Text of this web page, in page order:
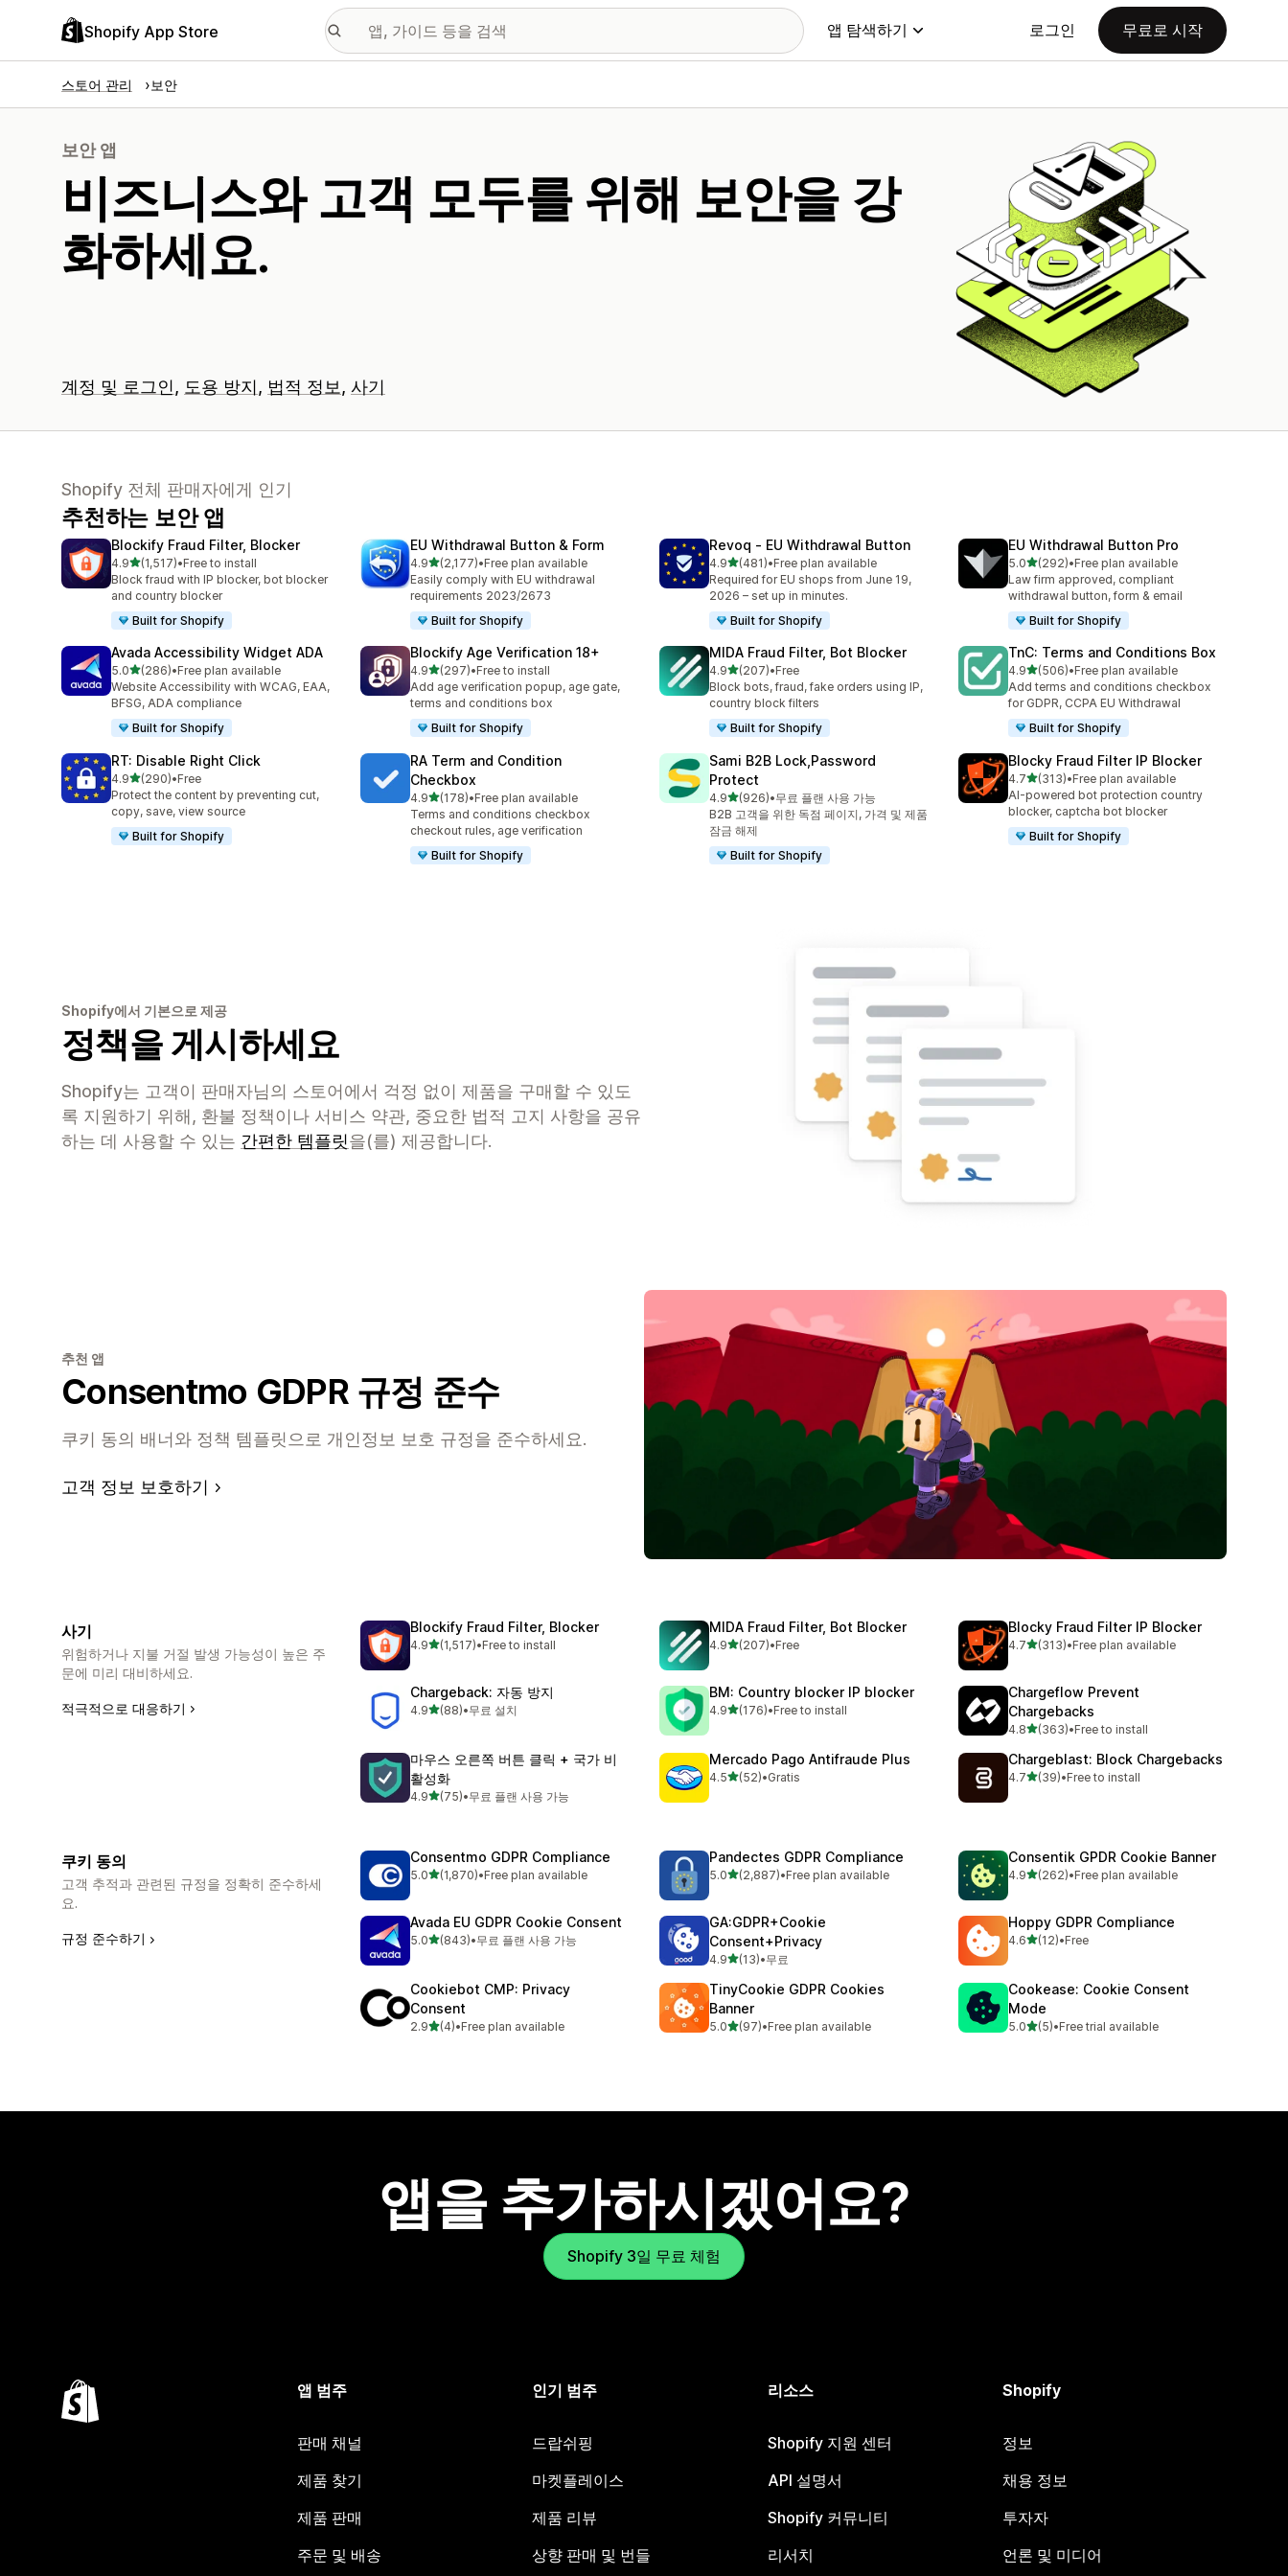
Shopify App Store 앱 탐색하기 로그인 무료로 시작
스토어 관리 보안
보안 앱
비즈니스와 고객 모두를 위해 보안을 강
화하세요.
계정 및 로그인 도용 방지 법적 정보 사기
Shopify 전체 판매자에게 인기
추천하는 보안 앱
Blockify Fraud Filter, Blocker
4.9별 5개 중
(1,517)
총 리뷰 1517개
•Free to install
Block fraud with IP blocker, bot blocker
and country blocker
Built for Shopify
EU Withdrawal Button & Form
4.9별 5개 중
(2,177)
총 리뷰 2177개
•Free plan available
Easily comply with EU withdrawal
requirements 2023/2673
Built for Shopify
Revoq ‑ EU Withdrawal Button
4.9별 5개 중
(481)
총 리뷰 481개
•Free plan available
Required for EU shops from June 19,
2026 – set up in minutes.
Built for Shopify
EU Withdrawal Button Pro
5.0별 5개 중
(292)
총 리뷰 292개
•Free plan available
Law firm approved, compliant
withdrawal button, form & email
Built for Shopify
Avada Accessibility Widget ADA
5.0별 5개 중
(286)
총 리뷰 286개
•Free plan available
Website Accessibility with WCAG, EAA,
BFSG, ADA compliance
Built for Shopify
Blockify Age Verification 18+
4.9별 5개 중
(297)
총 리뷰 297개
•Free to install
Add age verification popup, age gate,
terms and conditions box
Built for Shopify
MIDA Fraud Filter, Bot Blocker
4.9별 5개 중
(207)
총 리뷰 207개
•Free
Block bots, fraud, fake orders using IP,
country block filters
Built for Shopify
TnC: Terms and Conditions Box
4.9별 5개 중
(506)
총 리뷰 506개
•Free plan available
Add terms and conditions checkbox
for GDPR, CCPA EU Withdrawal
Built for Shopify
RT: Disable Right Click
4.9별 5개 중
(290)
총 리뷰 290개
•Free
Protect the content by preventing cut,
copy, save, view source
Built for Shopify
RA Term and Condition
Checkbox
4.9별 5개 중
(178)
총 리뷰 178개
•Free plan available
Terms and conditions checkbox
checkout rules, age verification
Built for Shopify
Sami B2B Lock,Password
Protect
4.9별 5개 중
(926)
총 리뷰 926개
•무료 플랜 사용 가능
B2B 고객을 위한 독점 페이지, 가격 및 제품
잠금 해제
Built for Shopify
Blocky Fraud Filter IP Blocker
4.7별 5개 중
(313)
총 리뷰 313개
•Free plan available
AI-powered bot protection country
blocker, captcha bot blocker
Built for Shopify
Shopify에서 기본으로 제공
정책을 게시하세요
Shopify는 고객이 판매자님의 스토어에서 걱정 없이 제품을 구매할 수 있도
록 지원하기 위해, 환불 정책이나 서비스 약관, 중요한 법적 고지 사항을 공유
하는 데 사용할 수 있는 간편한 템플릿을(를) 제공합니다.
추천 앱
Consentmo GDPR 규정 준수
쿠키 동의 배너와 정책 템플릿으로 개인정보 보호 규정을 준수하세요.
고객 정보 보호하기
사기
위험하거나 지불 거절 발생 가능성이 높은 주
문에 미리 대비하세요.
적극적으로 대응하기
Blockify Fraud Filter, Blocker
4.9별 5개 중
(1,517)
총 리뷰 1517개
•Free to install
MIDA Fraud Filter, Bot Blocker
4.9별 5개 중
(207)
총 리뷰 207개
•Free
Blocky Fraud Filter IP Blocker
4.7별 5개 중
(313)
총 리뷰 313개
•Free plan available
Chargeback: 자동 방지
4.9별 5개 중
(88)
총 리뷰 88개
•무료 설치
BM: Country blocker IP blocker
4.9별 5개 중
(176)
총 리뷰 176개
•Free to install
Chargeflow Prevent
Chargebacks
4.8별 5개 중
(363)
총 리뷰 363개
•Free to install
마우스 오른쪽 버튼 클릭 + 국가 비
활성화
4.9별 5개 중
(75)
총 리뷰 75개
•무료 플랜 사용 가능
Mercado Pago Antifraude Plus
4.5별 5개 중
(52)
총 리뷰 52개
•Gratis
Chargeblast: Block Chargebacks
4.7별 5개 중
(39)
총 리뷰 39개
•Free to install
쿠키 동의
고객 추적과 관련된 규정을 정확히 준수하세
요.
규정 준수하기
Consentmo GDPR Compliance
5.0별 5개 중
(1,870)
총 리뷰 1870개
•Free plan available
Pandectes GDPR Compliance
5.0별 5개 중
(2,887)
총 리뷰 2887개
•Free plan available
Consentik GPDR Cookie Banner
4.9별 5개 중
(262)
총 리뷰 262개
•Free plan available
Avada EU GDPR Cookie Consent
5.0별 5개 중
(843)
총 리뷰 843개
•무료 플랜 사용 가능
GA:GDPR+Cookie
Consent+Privacy
4.9별 5개 중
(13)
총 리뷰 13개
•무료
Hoppy GDPR Compliance
4.6별 5개 중
(12)
총 리뷰 12개
•Free
Cookiebot CMP: Privacy
Consent
2.9별 5개 중
(4)
총 리뷰 4개
•Free plan available
TinyCookie GDPR Cookies
Banner
5.0별 5개 중
(97)
총 리뷰 97개
•Free plan available
Cookease: Cookie Consent
Mode
5.0별 5개 중
(5)
총 리뷰 5개
•Free trial available
앱을 추가하시겠어요?
Shopify 3일 무료 체험
앱 범주
판매 채널
제품 찾기
제품 판매
주문 및 배송
인기 범주
드랍쉬핑
마켓플레이스
제품 리뷰
상향 판매 및 번들
리소스
Shopify 지원 센터
API 설명서
Shopify 커뮤니티
리서치
Shopify
정보
채용 정보
투자자
언론 및 미디어